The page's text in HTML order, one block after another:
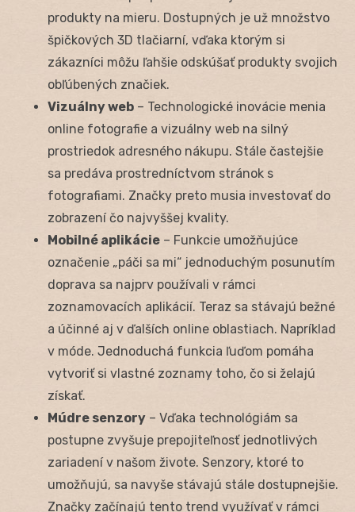
produkty na mieru. Dostupných je už množstvo
špičkových 3D tlačiarní, vďaka ktorým si
zákazníci môžu ľahšie odskúšať produkty svojich
obľúbených značiek.
Vizuálny web – Technologické inovácie menia
online fotografie a vizuálny web na silný
prostriedok adresného nákupu. Stále častejšie
sa predáva prostredníctvom stránok s
fotografiami. Značky preto musia investovať do
zobrazení čo najvyššej kvality.
Mobilné aplikácie – Funkcie umožňujúce
označenie „páči sa mi“ jednoduchým posunutím
doprava sa najprv používali v rámci
zoznamovacích aplikácií. Teraz sa stávajú bežné
a účinné aj v ďalších online oblastiach. Napríklad
v móde. Jednoduchá funkcia ľuďom pomáha
vytvoriť si vlastné zoznamy toho, čo si želajú
získať.
Múdre senzory – Vďaka technológiám sa
postupne zvyšuje prepojiteľnosť jednotlivých
zariadení v našom živote. Senzory, ktoré to
umožňujú, sa navyše stávajú stále dostupnejšie.
Značky začínajú tento trend využívať v rámci